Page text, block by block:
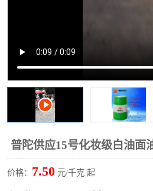
普陀供应15号化妆级白油面
价格： 7.50 元/千克 起